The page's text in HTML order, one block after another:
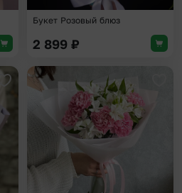
Букет Розовый блюз
2 899 ₽
Добавить в избранное